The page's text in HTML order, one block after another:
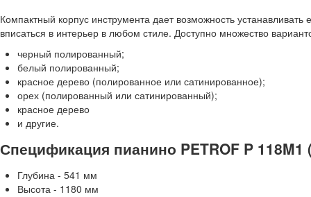
Компактный корпус инструмента дает возможность
вписаться в интерьер в любом стиле. Доступно множество
черный полированный;
белый полированный;
красное дерево (полированное или сатинированное);
орех (полированный или сатинированный);
красное дерево
и другие.
Спецификация пианино PETROF P 118M1
Глубина - 541 мм
Высота - 1180 мм